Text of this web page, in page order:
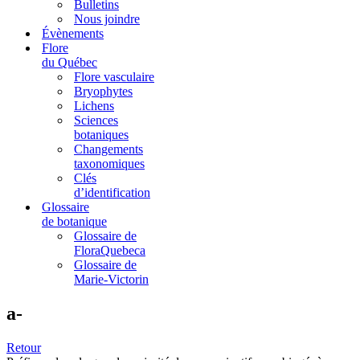
Bulletins
Nous joindre
Évènements
Flore
du Québec
Flore vasculaire
Bryophytes
Lichens
Sciences
botaniques
Changements
taxonomiques
Clés
d’identification
Glossaire
de botanique
Glossaire de
FloraQuebeca
Glossaire de
Marie-Victorin
a-
Retour